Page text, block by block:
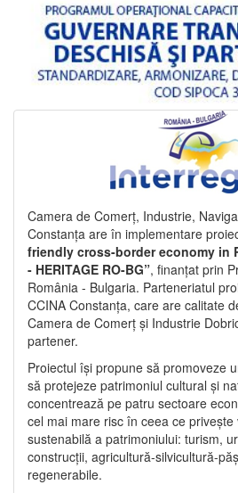
Camera de Comerț, Industrie,
Constanța are în implementare
friendly cross-border economy in
- HERITAGE RO-BG”, finanțat prin
România - Bulgaria. Parteneriatul
CCINA Constanța, care are calitate
Camera de Comerț și Industrie
partener.
Proiectul își propune să promoveze
să protejeze patrimoniul cultural și
concentrează pe patru sectoare
cel mai mare risc în ceea ce
sustenabilă a patrimoniului: turism,
construcții, agricultură-silvicultură-
regenerabile.